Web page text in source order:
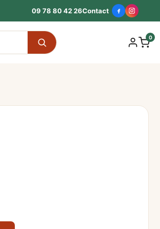
09 78 80 42 26Contact
0